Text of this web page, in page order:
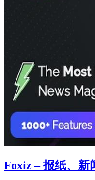
Foxiz – 报纸、新